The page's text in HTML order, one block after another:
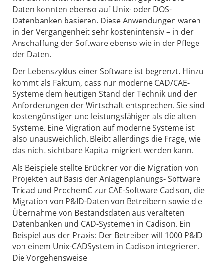
Daten konnten ebenso auf Unix- oder DOS-
Datenbanken basieren. Diese Anwendungen waren
in der Vergangenheit sehr kostenintensiv – in der
Anschaffung der Software ebenso wie in der Pflege
der Daten.
Der Lebenszyklus einer Software ist begrenzt. Hinzu
kommt als Faktum, dass nur moderne CAD/CAE-
Systeme dem heutigen Stand der Technik und den
Anforderungen der Wirtschaft entsprechen. Sie sind
kostengünstiger und leistungsfähiger als die alten
Systeme. Eine Migration auf moderne Systeme ist
also unausweichlich. Bleibt allerdings die Frage, wie
das nicht sichtbare Kapital migriert werden kann.
Als Beispiele stellte Brückner vor die Migration von
Projekten auf Basis der Anlagenplanungs- Software
Tricad und ProchemC zur CAE-Software Cadison, die
Migration von P&ID-Daten von Betreibern sowie die
Übernahme von Bestandsdaten aus veralteten
Datenbanken und CAD-Systemen in Cadison. Ein
Beispiel aus der Praxis: Der Betreiber will 1000 P&ID
von einem Unix-CADSystem in Cadison integrieren.
Die Vorgehensweise: